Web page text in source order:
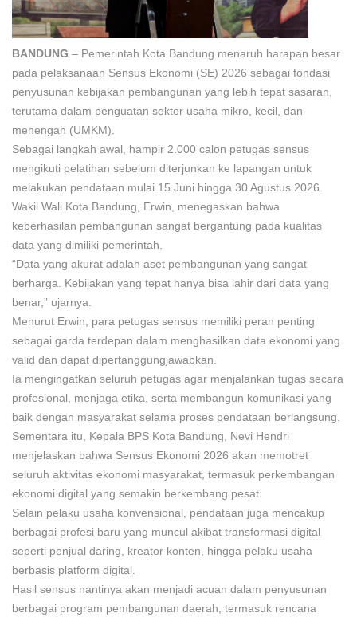
BANDUNG – Pemerintah Kota Bandung menaruh harapan besar
pada pelaksanaan Sensus Ekonomi (SE) 2026 sebagai fondasi
penyusunan kebijakan pembangunan yang lebih tepat sasaran,
terutama dalam penguatan sektor usaha mikro, kecil, dan
menengah (UMKM).
Sebagai langkah awal, hampir 2.000 calon petugas sensus
mengikuti pelatihan sebelum diterjunkan ke lapangan untuk
melakukan pendataan mulai 15 Juni hingga 30 Agustus 2026.
Wakil Wali Kota Bandung, Erwin, menegaskan bahwa
keberhasilan pembangunan sangat bergantung pada kualitas
data yang dimiliki pemerintah.
“Data yang akurat adalah aset pembangunan yang sangat
berharga. Kebijakan yang tepat hanya bisa lahir dari data yang
benar,” ujarnya.
Menurut Erwin, para petugas sensus memiliki peran penting
sebagai garda terdepan dalam menghasilkan data ekonomi yang
valid dan dapat dipertanggungjawabkan.
Ia mengingatkan seluruh petugas agar menjalankan tugas secara
profesional, menjaga etika, serta membangun komunikasi yang
baik dengan masyarakat selama proses pendataan berlangsung.
Sementara itu, Kepala BPS Kota Bandung, Nevi Hendri
menjelaskan bahwa Sensus Ekonomi 2026 akan memotret
seluruh aktivitas ekonomi masyarakat, termasuk perkembangan
ekonomi digital yang semakin berkembang pesat.
Selain pelaku usaha konvensional, pendataan juga mencakup
berbagai profesi baru yang muncul akibat transformasi digital
seperti penjual daring, kreator konten, hingga pelaku usaha
berbasis platform digital.
Hasil sensus nantinya akan menjadi acuan dalam penyusunan
berbagai program pembangunan daerah, termasuk rencana